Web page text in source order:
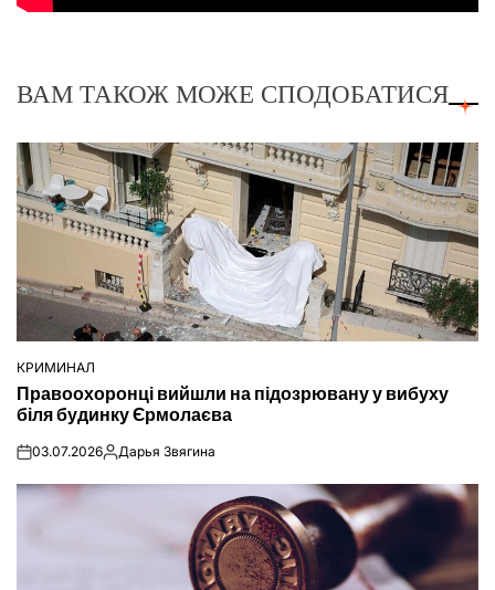
ВАМ ТАКОЖ МОЖЕ СПОДОБАТИСЯ
ОПУБЛІКУВАТИ
КРИМИНАЛ
Правоохоронці вийшли на підозрювану у вибуху
біля будинку Єрмолаєва
on03.07.2026Опубліковано
Дарья Звягина